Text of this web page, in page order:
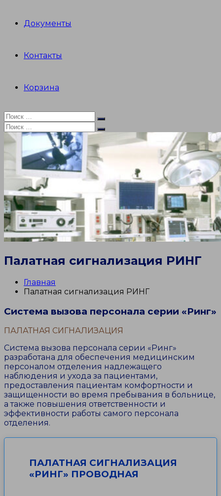
Документы
Контакты
Корзина
Искать:
Поиск
Искать:
Поиск
Палатная сигнализация РИНГ
Главная
Палатная сигнализация РИНГ
Система вызова персонала серии «Ринг»
ПАЛАТНАЯ СИГНАЛИЗАЦИЯ
Система вызова персонала серии «Ринг»
разработана для обеспечения медицинским
персоналом отделения надлежащего
наблюдения и ухода за пациентами,
предоставления пациентам комфортности и
защищенности во время пребывания в больнице,
а также повышения ответственности и
эффективности работы самого персонала
отделения.
ПАЛАТНАЯ СИГНАЛИЗАЦИЯ
«РИНГ» ПРОВОДНАЯ